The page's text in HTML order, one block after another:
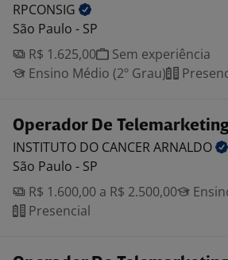
RPCONSIG
São Paulo - SP
R$ 1.625,00
Sem experiência
Ensino Médio (2º Grau)
Operador De
INSTITUTO DO CANCERARNALDO
São Paulo - SP
R$ 1.600,00 a R$ 2.500,00
Presencial